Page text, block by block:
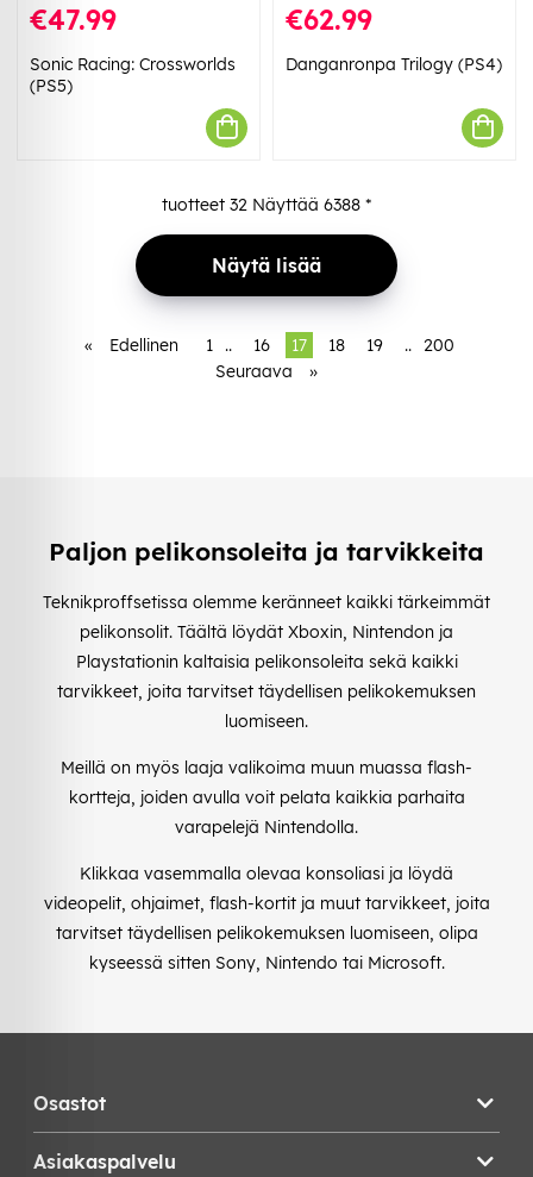
€47.99
Sonic Racing: Crossworlds
(PS5)
€62.99
Danganronpa Trilogy (PS4)
tuotteet 32 Näyttää 6388 *
Näytä lisää
« Edellinen 1 .. 16 17 18 19 .. 200
Seuraava
»
Paljon pelikonsoleita ja tarvikkeita
Teknikproffsetissa olemme keränneet kaikki tärkeimmät
pelikonsolit. Täältä löydät Xboxin, Nintendon ja
Playstationin kaltaisia pelikonsoleita sekä kaikki
tarvikkeet, joita tarvitset täydellisen pelikokemuksen
luomiseen.
Meillä on myös laaja valikoima muun muassa flash-
kortteja, joiden avulla voit pelata kaikkia parhaita
varapelejä Nintendolla.
Klikkaa vasemmalla olevaa konsoliasi ja löydä
videopelit, ohjaimet, flash-kortit ja muut tarvikkeet, joita
tarvitset täydellisen pelikokemuksen luomiseen, olipa
kyseessä sitten Sony, Nintendo tai Microsoft.
Osastot
Asiakaspalvelu